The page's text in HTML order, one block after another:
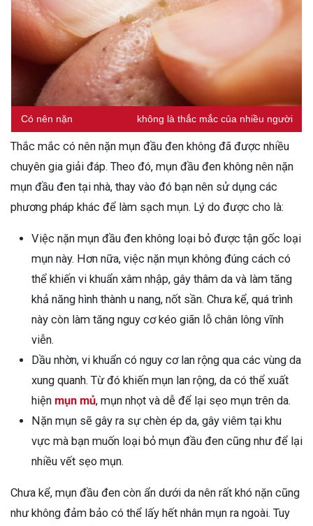
Có nên nặn không là thắc mắc của nhiều người
Thắc mắc có nên nặn mụn đầu đen không đã được nhiều
chuyên gia giải đáp. Theo đó, mụn đầu đen không nên nặn
mụn đầu đen tại nhà, thay vào đó bạn nên sử dụng các
phương pháp khác để làm sạch mụn. Lý do được cho là:
Việc nặn mụn đầu đen không loại bỏ được tận gốc loại
mụn này. Hơn nữa, việc nặn mụn không đúng cách có
thể khiến vi khuẩn xâm nhập, gây thâm da và làm tăng
khả năng hình thành u nang, nốt sần. Chưa kể, quá trình
này còn làm tăng nguy cơ kéo giãn lỗ chân lông vĩnh
viễn.
Dầu nhờn, vi khuẩn có nguy cơ lan rộng qua các vùng da
xung quanh. Từ đó khiến mụn lan rộng, da có thể xuất
hiện mụn mủ, mụn nhọt và dễ để lại sẹo mụn trên da.
Nặn mụn sẽ gây ra sự chèn ép da, gây viêm tại khu
vực mà bạn muốn loại bỏ mụn đầu đen cũng như để lại
nhiều vết sẹo mụn.
Chưa kể, mụn đầu đen còn ẩn dưới da nên rất khó nặn cũng
như không đảm bảo có thể lấy hết nhân mụn ra ngoài. Tuy